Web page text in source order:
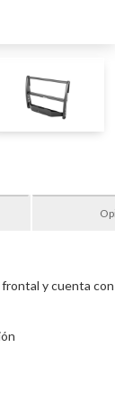
y cuenta